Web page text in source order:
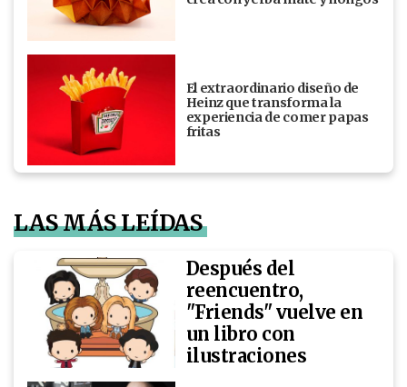
El extraordinario diseño de
Heinz que transforma la
experiencia de comer papas
fritas
LAS MÁS LEÍDAS
Después del
reencuentro,
"Friends" vuelve en
un libro con
ilustraciones